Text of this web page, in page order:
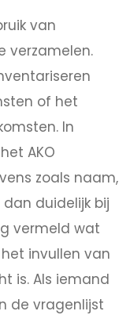
van
verzamelen.
of het
In
AKO
zoals naam,
duidelijk bij
vermeld wat
invullen van
is. Als iemand
de vragenlijst